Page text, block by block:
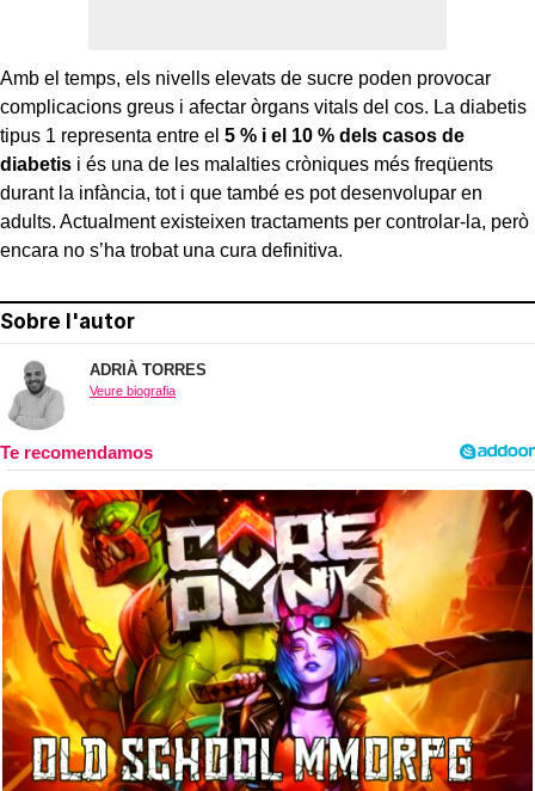
Amb el temps, els nivells elevats de sucre poden provocar
complicacions greus i afectar òrgans vitals del cos. La diabetis
tipus 1 representa entre el 5 % i el 10 % dels casos de
diabetis i és una de les malalties cròniques més freqüents
durant la infància, tot i que també es pot desenvolupar en
adults. Actualment existeixen tractaments per controlar-la, però
encara no s’ha trobat una cura definitiva.
Sobre l'autor
ADRIÀ TORRES
Veure biografia